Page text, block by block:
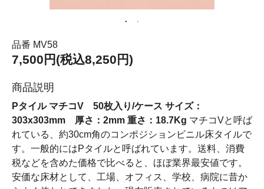
品番 MV58
7,500円(税込8,250円)
商品説明
Pタイル マチコV 50枚入り/ケース サイズ：
303x303mm 厚さ：2mm 重さ：18.7Kg マチコVと呼ば
れている、約30cm角のコンポジションビニル床タイルで
す。一般的にはPタイルと呼ばれています。送料、消費
税などを含めた価格で比べると、ほぼ業界最安値です。
安価な床材として、工場、オフィス、学校、病院に昔か